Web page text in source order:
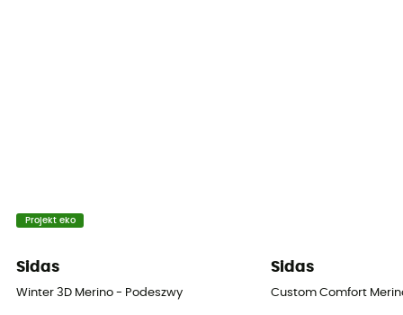
Projekt eko
Sidas
Winter 3D Merino - Podeszwy
Sidas
Custom Comfort